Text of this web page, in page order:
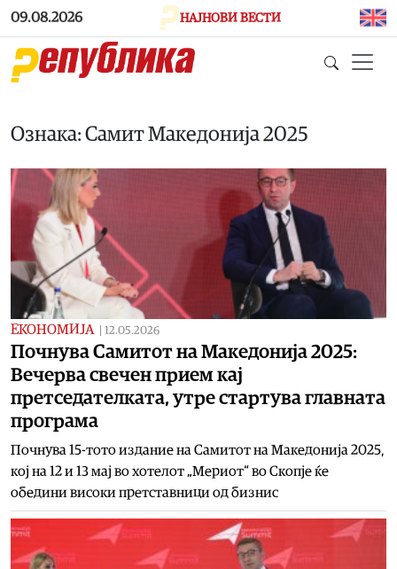
Skip to main content
09.08.2026 НАЈНОВИ ВЕСТИ
Ознака: Самит Македонија 2025
ЕКОНОМИЈА 12.05.2026
Почнува Самитот на Македонија 2025:
Вечерва свечен прием кај
претседателката, утре стартува главната
програма
Почнува 15-тото издание на Самитот на Македонија 2025,
кој на 12 и 13 мај во хотелот „Мериот“ во Скопје ќе
обедини високи претставници од бизнис